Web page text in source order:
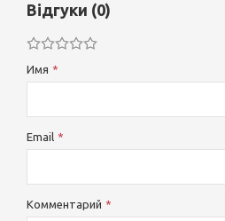
Відгуки (0)
Имя
Email
Комментарий